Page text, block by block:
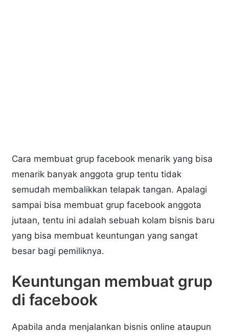
Cara membuat grup facebook menarik yang bisa
menarik banyak anggota grup tentu tidak
semudah membalikkan telapak tangan. Apalagi
sampai bisa membuat grup facebook anggota
jutaan, tentu ini adalah sebuah kolam bisnis baru
yang bisa membuat keuntungan yang sangat
besar bagi pemiliknya.
Keuntungan membuat grup
di facebook
Apabila anda menjalankan bisnis online ataupun